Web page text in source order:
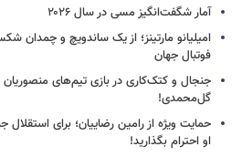
آمار شگفت‌انگیز مسی در سال ۲۰۲۶
امیلیانو مارتینز؛ از یک ساندویچ و چمدان
فوتبال جهان
جنجال و کتک‌کاری در بازی تیم‌های منصوریان
گل‌محمدی!
حمایت ویژه از رامین رضاییان؛ برای استقلال
او احترام بگذارید!